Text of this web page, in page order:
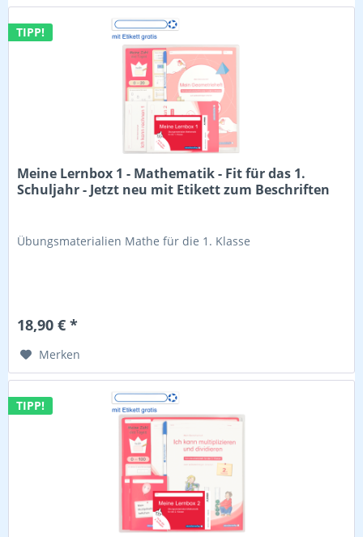
TIPP!
Meine Lernbox 1 - Mathematik - Fit für das 1.
Schuljahr - Jetzt neu mit Etikett zum Beschriften
Übungsmaterialien Mathe für die 1. Klasse
18,90 € *
Merken
TIPP!